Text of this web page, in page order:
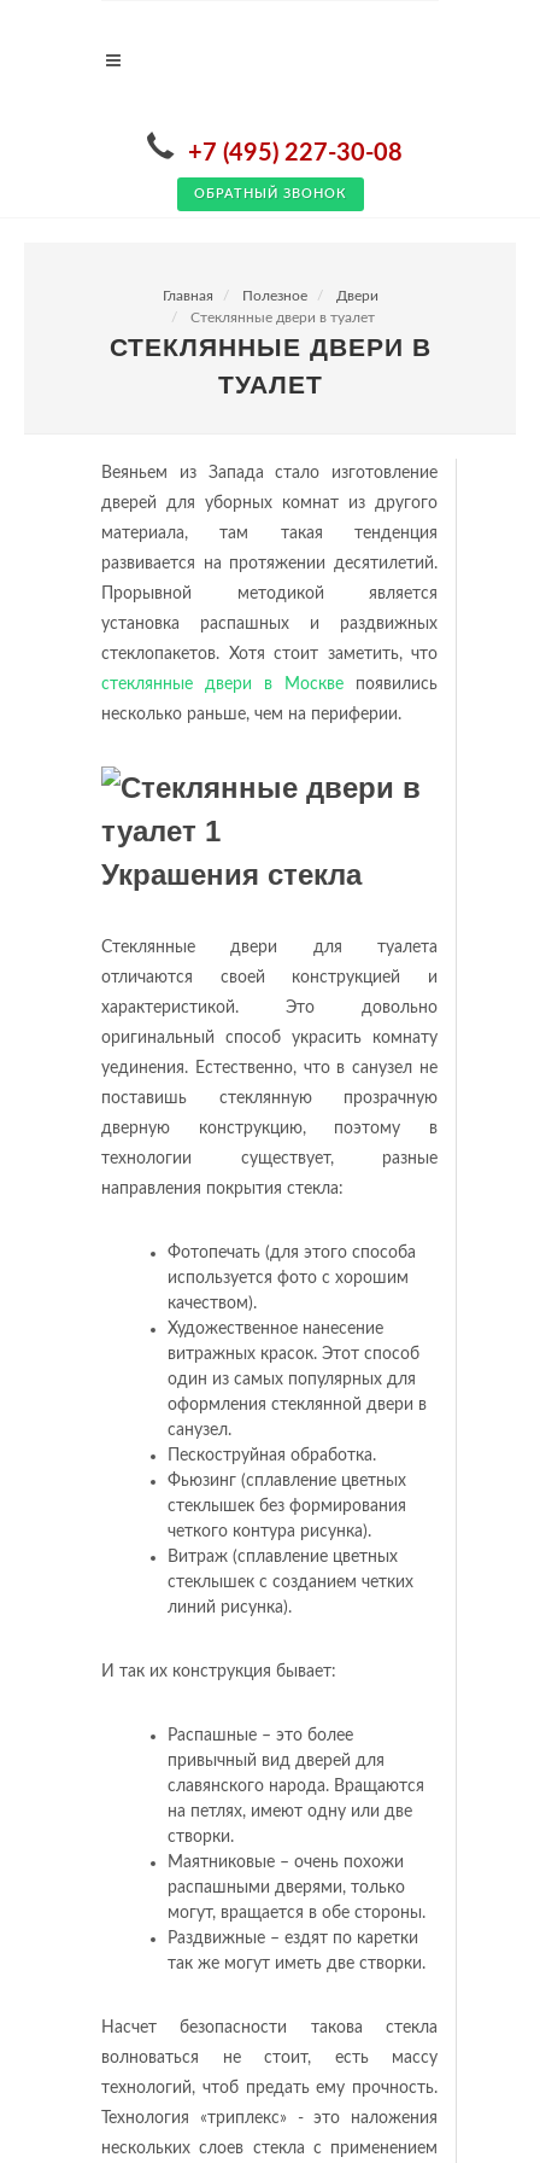
+7 (495) 227-30-08
ОБРАТНЫЙ ЗВОНОК
Главная Полезное
Двери
Стеклянные двери в туалет
СТЕКЛЯННЫЕ ДВЕРИ В
ТУАЛЕТ
Веяньем из Запада стало изготовление
дверей для уборных комнат из другого
материала, там такая тенденция
развивается на протяжении десятилетий.
Прорывной методикой является
установка распашных и раздвижных
стеклопакетов. Хотя стоит заметить, что
стеклянные двери в Москве появились
несколько раньше, чем на периферии.
Украшения стекла
Стеклянные двери для туалета
отличаются своей конструкцией и
характеристикой. Это довольно
оригинальный способ украсить комнату
уединения. Естественно, что в санузел не
поставишь стеклянную прозрачную
дверную конструкцию, поэтому в
технологии существует, разные
направления покрытия стекла:
Фотопечать (для этого способа
используется фото с хорошим
качеством).
Художественное нанесение
витражных красок. Этот способ
один из самых популярных для
оформления стеклянной двери в
санузел.
Пескоструйная обработка.
Фьюзинг (сплавление цветных
стеклышек без формирования
четкого контура рисунка).
Витраж (сплавление цветных
стеклышек с созданием четких
линий рисунка).
И так их конструкция бывает:
Распашные – это более
привычный вид дверей для
славянского народа. Вращаются
на петлях, имеют одну или две
створки.
Маятниковые – очень похожи
распашными дверями, только
могут, вращается в обе стороны.
Раздвижные – ездят по каретки
так же могут иметь две створки.
Насчет безопасности такова стекла
волноваться не стоит, есть массу
технологий, чтоб предать ему прочность.
Технология «триплекс» - это наложения
нескольких слоев стекла с применением